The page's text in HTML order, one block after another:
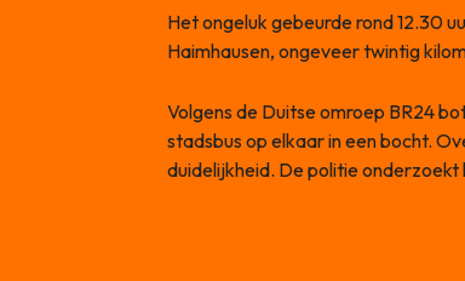
Het ongeluk gebeurde rond 12.30
Haimhausen, ongeveer twintig
Volgens de Duitse omroep BR24
stadsbus op elkaar in een bocht.
duidelijkheid. De politie